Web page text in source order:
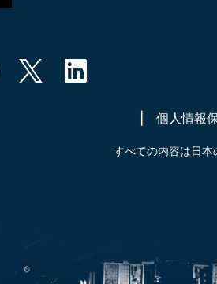
個人情報
すべての内容は日